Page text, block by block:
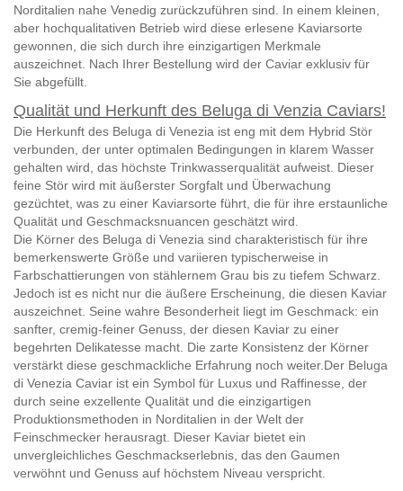
Norditalien nahe Venedig zurückzuführen sind. In einem kleinen,
aber hochqualitativen Betrieb wird diese erlesene Kaviarsorte
gewonnen, die sich durch ihre einzigartigen Merkmale
auszeichnet. Nach Ihrer Bestellung wird der Caviar exklusiv für
Sie abgefüllt.
Qualität und Herkunft des Beluga di Venzia Caviars!
Die Herkunft des Beluga di Venezia ist eng mit dem Hybrid Stör
verbunden, der unter optimalen Bedingungen in klarem Wasser
gehalten wird, das höchste Trinkwasserqualität aufweist. Dieser
feine Stör wird mit äußerster Sorgfalt und Überwachung
gezüchtet, was zu einer Kaviarsorte führt, die für ihre erstaunliche
Qualität und Geschmacksnuancen geschätzt wird.
Die Körner des Beluga di Venezia sind charakteristisch für ihre
bemerkenswerte Größe und variieren typischerweise in
Farbschattierungen von stählernem Grau bis zu tiefem Schwarz.
Jedoch ist es nicht nur die äußere Erscheinung, die diesen Kaviar
auszeichnet. Seine wahre Besonderheit liegt im Geschmack: ein
sanfter, cremig-feiner Genuss, der diesen Kaviar zu einer
begehrten Delikatesse macht. Die zarte Konsistenz der Körner
verstärkt diese geschmackliche Erfahrung noch weiter. Der Beluga
di Venezia Caviar ist ein Symbol für Luxus und Raffinesse, der
durch seine exzellente Qualität und die einzigartigen
Produktionsmethoden in Norditalien in der Welt der
Feinschmecker herausragt. Dieser Kaviar bietet ein
unvergleichliches Geschmackserlebnis, das den Gaumen
verwöhnt und Genuss auf höchstem Niveau verspricht.